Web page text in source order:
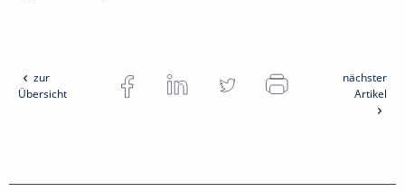
zur
Übersicht
nächster
Artikel